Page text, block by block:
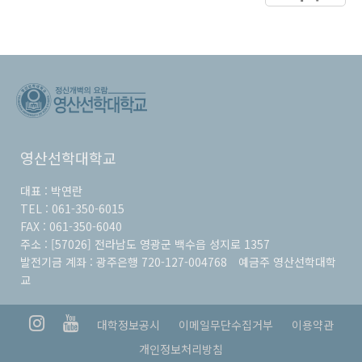
영산선학대학교
대표 : 박연란
TEL : 061-350-6015
FAX : 061-350-6040
주소 : [57026] 전라남도 영광군 백수읍 성지로 1357
발전기금 계좌 : 광주은행 720-127-004768 예금주 영산선학대학
교
대학정보공시 이메일무단수집거부
이용약관
개인정보처리방침